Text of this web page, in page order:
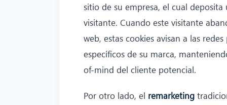
sitio de su empresa, el cual
visitante. Cuando este visitante
web, estas cookies avisan a las
específicos de su marca,
of-mind del cliente potencial.
Por otro lado, el remarketing